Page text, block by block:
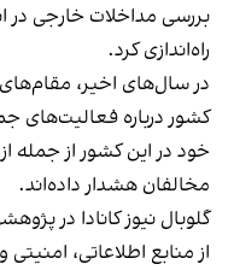
بررسی مداخلات خارجی در
راه‌اندازی کرد.
در سال‌های اخیر، مقام‌های
کشور درباره فعالیت‌های
خود در این کشور از جمله
مخالفان هشدار داده‌اند.
گلوبال نیوزکانادا در
از منابع اطلاعاتی،